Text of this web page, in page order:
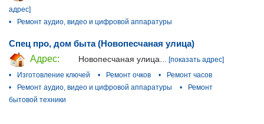
адрес]
•
Ремонт аудио, видео и цифровой аппаратуры
Спец про, дом быта (Новопесчаная улица)
Адрес:
Новопесчаная улица...
[показать адрес]
•
Изготовление ключей • Ремонт очков •
Ремонт часов
•
Ремонт аудио, видео и цифровой аппаратуры •
Ремонт
бытовой техники